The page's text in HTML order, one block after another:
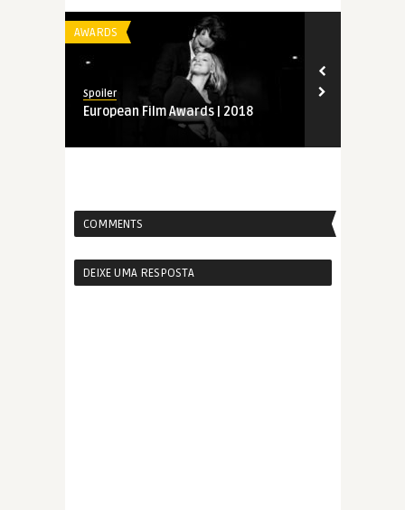
AWARDS
Spoiler
European Film Awards | 2018
COMMENTS
DEIXE UMA RESPOSTA